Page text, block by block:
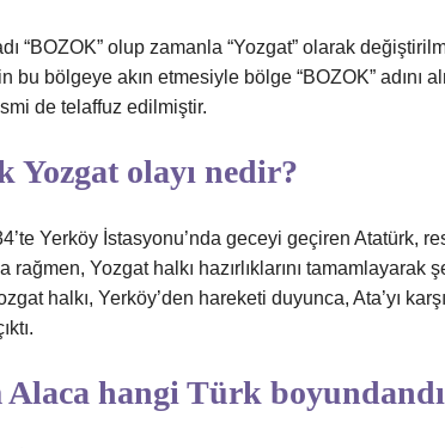
“BOZOK” olup zamanla “Yozgat” olarak
bu bölgeye akın etmesiyle bölge “BOZOK” adını
de telaffuz edilmiştir.
Yozgat olayı nedir?
Yerköy İstasyonu’nda geceyi geçiren Atatürk,
rağmen, Yozgat halkı hazırlıklarını tamamlayarak
halkı, Yerköy’den hareketi duyunca, Ata’yı
hangi Türk